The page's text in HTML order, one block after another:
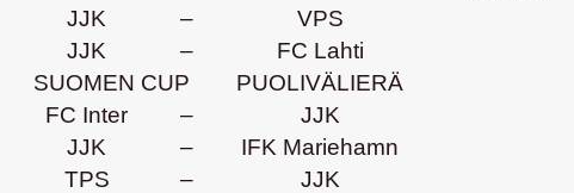
JJK –
VPS
JJK –
FC Lahti
SUOMEN CUP
PUOLIVÄLIERÄ
FC Inter –
JJK
JJK –
IFK Mariehamn
TPS –
JJK